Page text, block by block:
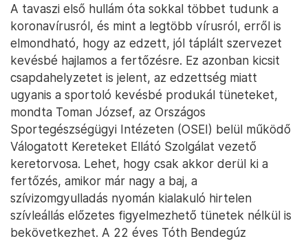
A tavaszi első hullám óta sokkal többet tudunk a
koronavírusról, és mint a legtöbb vírusról, erről is
elmondható, hogy az edzett, jól táplált szervezet
kevésbé hajlamos a fertőzésre. Ez azonban kicsit
csapdahelyzetet is jelent, az edzettség miatt
ugyanis a sportoló kevésbé produkál tüneteket,
mondta Toman József, az Országos
Sportegészségügyi Intézeten (OSEI) belül működő
Válogatott Kereteket Ellátó Szolgálat vezető
keretorvosa. Lehet, hogy csak akkor derül ki a
fertőzés, amikor már nagy a baj, a
szívizomgyulladás nyomán kialakuló hirtelen
szívleállás előzetes figyelmezhető tünetek nélkül is
bekövetkezhet. A 22 éves Tóth Bendegúz